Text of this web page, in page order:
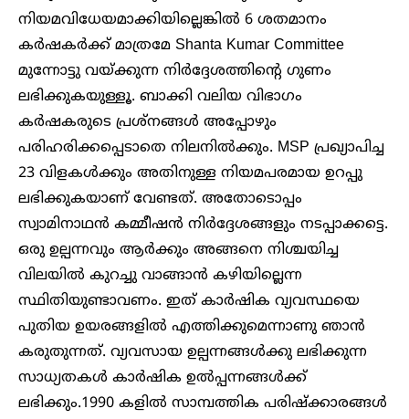
നിയമവിധേയമാക്കിയില്ലെങ്കിൽ 6 ശതമാനം
കർഷകർക്ക് മാത്രമേ Shanta Kumar Committee
മുന്നോട്ടു വയ്ക്കുന്ന നിർദ്ദേശത്തിന്റെ ഗുണം
ലഭിക്കുകയുള്ളൂ. ബാക്കി വലിയ വിഭാഗം
കർഷകരുടെ പ്രശ്നങ്ങൾ അപ്പോഴും
പരിഹരിക്കപ്പെടാതെ നിലനിൽക്കും. MSP പ്രഖ്യാപിച്ച
23 വിളകൾക്കും അതിനുള്ള നിയമപരമായ ഉറപ്പു
ലഭിക്കുകയാണ് വേണ്ടത്. അതോടൊപ്പം
സ്വാമിനാഥൻ കമ്മീഷൻ നിർദ്ദേശങ്ങളും നടപ്പാക്കട്ടെ.
ഒരു ഉല്പന്നവും ആർക്കും അങ്ങനെ നിശ്ചയിച്ച
വിലയിൽ കുറച്ചു വാങ്ങാൻ കഴിയില്ലെന്ന
സ്ഥിതിയുണ്ടാവണം. ഇത് കാർഷിക വ്യവസ്ഥയെ
പുതിയ ഉയരങ്ങളിൽ എത്തിക്കുമെന്നാണു ഞാൻ
കരുതുന്നത്. വ്യവസായ ഉല്പന്നങ്ങൾക്കു ലഭിക്കുന്ന
സാധ്യതകൾ കാർഷിക ഉൽപ്പന്നങ്ങൾക്ക്
ലഭിക്കും.1990 കളിൽ സാമ്പത്തിക പരിഷ്‌ക്കാരങ്ങൾ